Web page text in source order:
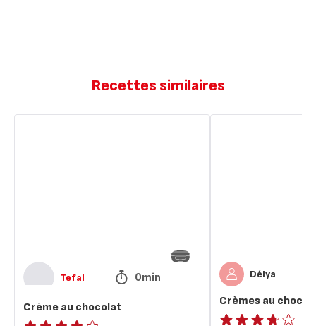
Recettes similaires
Tefal 0min
Crème au chocolat
Délya
Crèmes au